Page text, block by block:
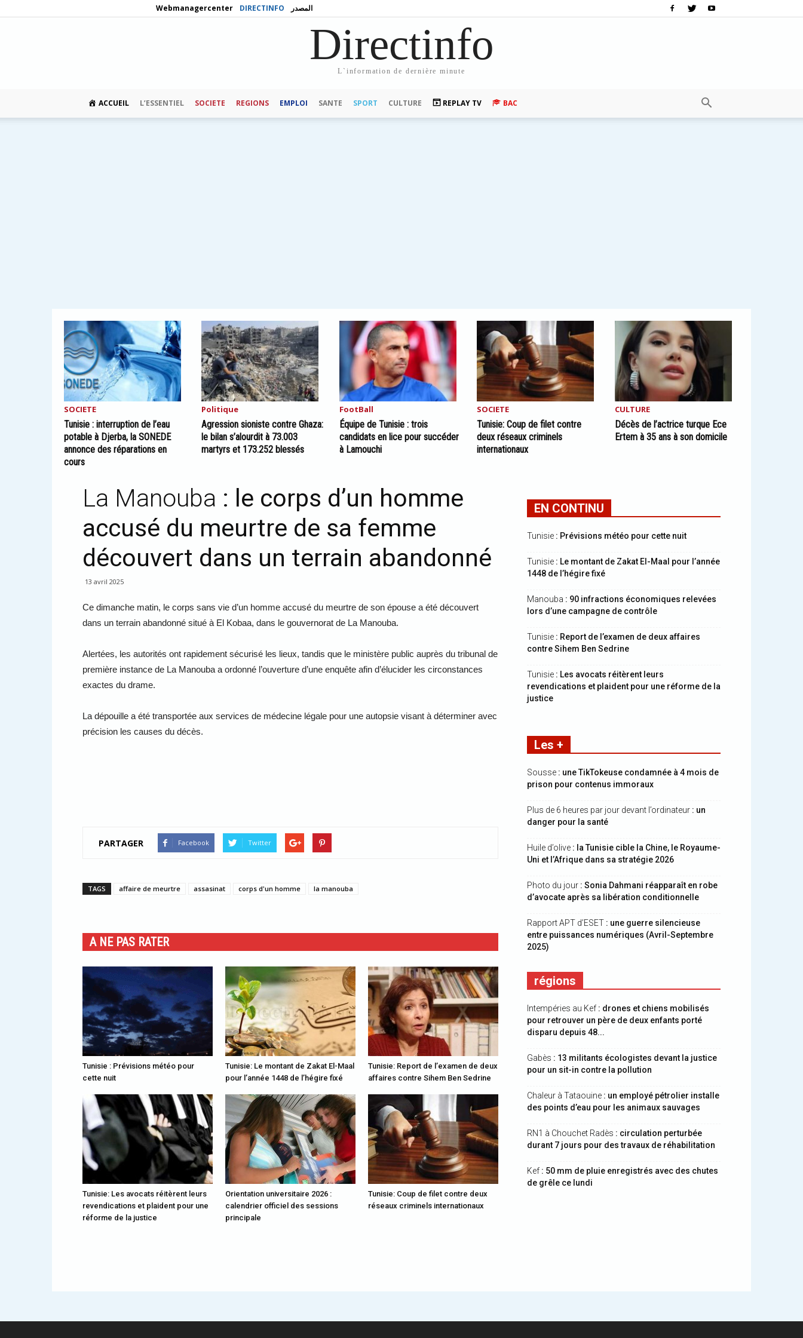
Webmanagercenter DIRECTINFO المصدر
Directinfo
L`information de dernière minute
ACCUEIL L’ESSENTIEL SOCIETE REGIONS EMPLOI SANTE SPORT CULTURE REPLAY TV BAC
SOCIETE
Tunisie : interruption de l’eau
potable à Djerba, la SONEDE
annonce des réparations en
cours
Politique
Agression sioniste contre Ghaza:
le bilan s’alourdit à 73.003
martyrs et 173.252 blessés
FootBall
Équipe de Tunisie : trois
candidats en lice pour succéder
à Lamouchi
SOCIETE
Tunisie: Coup de filet contre
deux réseaux criminels
internationaux
CULTURE
Décès de l’actrice turque Ece
Ertem à 35 ans à son domicile
La Manouba : le corps d’un homme
accusé du meurtre de sa femme
découvert dans un terrain abandonné
13 avril 2025
Ce dimanche matin, le corps sans vie d’un homme accusé du meurtre de son épouse a été découvert
dans un terrain abandonné situé à El Kobaa, dans le gouvernorat de La Manouba.
Alertées, les autorités ont rapidement sécurisé les lieux, tandis que le ministère public auprès du tribunal de
première instance de La Manouba a ordonné l’ouverture d’une enquête afin d’élucider les circonstances
exactes du drame.
La dépouille a été transportée aux services de médecine légale pour une autopsie visant à déterminer avec
précision les causes du décès.
PARTAGER Facebook Twitter
TAGS affaire de meurtre assasinat corps d'un homme la manouba
A NE PAS RATER
Tunisie : Prévisions météo pour
cette nuit
Tunisie: Le montant de Zakat El-Maal
pour l’année 1448 de l’hégire fixé
Tunisie: Report de l’examen de deux
affaires contre Sihem Ben Sedrine
Tunisie: Les avocats réitèrent leurs
revendications et plaident pour une
réforme de la justice
Orientation universitaire 2026 :
calendrier officiel des sessions
principale
Tunisie: Coup de filet contre deux
réseaux criminels internationaux
EN CONTINU
Tunisie : Prévisions météo pour cette nuit
Tunisie : Le montant de Zakat El-Maal pour l’année
1448 de l’hégire fixé
Manouba : 90 infractions économiques relevées
lors d’une campagne de contrôle
Tunisie : Report de l’examen de deux affaires
contre Sihem Ben Sedrine
Tunisie : Les avocats réitèrent leurs
revendications et plaident pour une réforme de la
justice
Les +
Sousse : une TikTokeuse condamnée à 4 mois de
prison pour contenus immoraux
Plus de 6 heures par jour devant l’ordinateur : un
danger pour la santé
Huile d’olive : la Tunisie cible la Chine, le Royaume-
Uni et l’Afrique dans sa stratégie 2026
Photo du jour : Sonia Dahmani réapparaît en robe
d’avocate après sa libération conditionnelle
Rapport APT d’ESET : une guerre silencieuse
entre puissances numériques (Avril-Septembre
2025)
régions
Intempéries au Kef : drones et chiens mobilisés
pour retrouver un père de deux enfants porté
disparu depuis 48...
Gabès : 13 militants écologistes devant la justice
pour un sit-in contre la pollution
Chaleur à Tataouine : un employé pétrolier installe
des points d’eau pour les animaux sauvages
RN1 à Chouchet Radès : circulation perturbée
durant 7 jours pour des travaux de réhabilitation
Kef : 50 mm de pluie enregistrés avec des chutes
de grêle ce lundi